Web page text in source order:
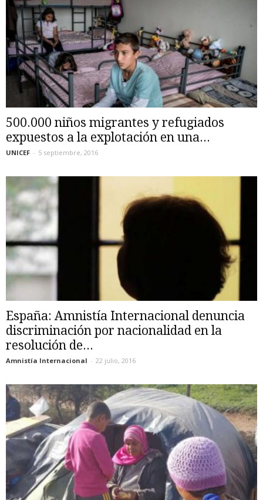
500.000 niños migrantes y refugiados
expuestos a la explotación en una...
UNICEF - 5 septiembre, 2016
España: Amnistía Internacional denuncia
discriminación por nacionalidad en la
resolución de...
Amnistía Internacional - 22 julio, 2016